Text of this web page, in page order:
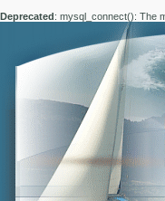
Deprecated: mysql_connect(): The